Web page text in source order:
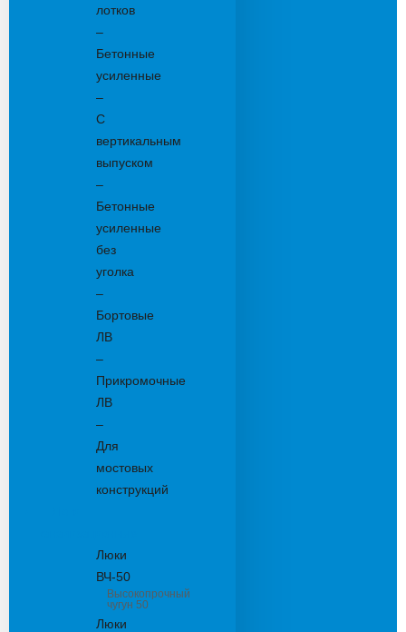
лотков
–
Бетонные
усиленные
–
С
вертикальным
выпуском
–
Бетонные
усиленные
без
уголка
–
Бортовые
ЛВ
–
Прикромочные
ЛВ
–
Для
мостовых
конструкций
Люки
ВЧ-50
Высокопрочный
чугун 50
Люки